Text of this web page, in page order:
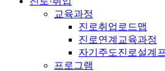
교육과정
진로취업로드맵
진로연계교육과정
자기주도진로설계
프로그램